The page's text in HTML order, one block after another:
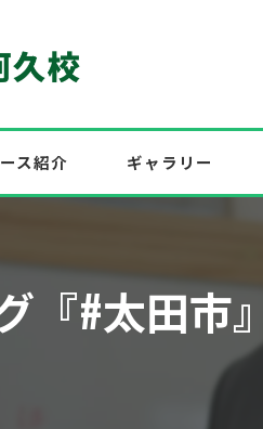
！
ス紹介 ギャラリー
『#太田市